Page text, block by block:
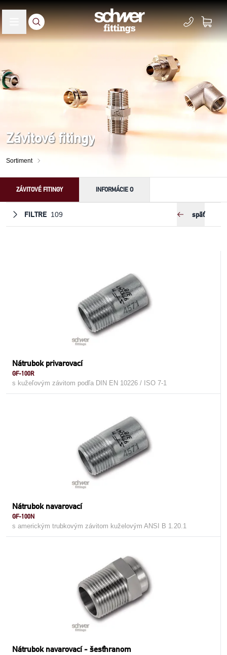
Závitové fitingy
Sortiment
ZÁVITOVÉ FITINGY INFORMÁCIE O
FILTRE 109 späť
Nátrubok privarovací
GF-100R
s kužeľovým závitom podľa DIN EN 10226 / ISO 7-1
Nátrubok navarovací
GF-100N
s americkým trubkovým závitom kuželovým ANSI B 1.20.1
Nátrubok navarovací - šesťhranom